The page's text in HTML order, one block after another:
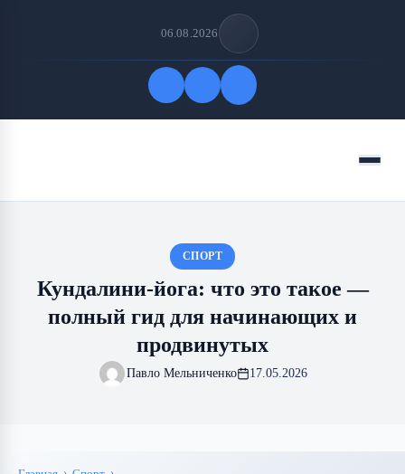
06.08.2026
Меню
СПОРТ
Кундалини-йога: что это такое —
полный гид для начинающих и
продвинутых
Павло Мельниченко 17.05.2026